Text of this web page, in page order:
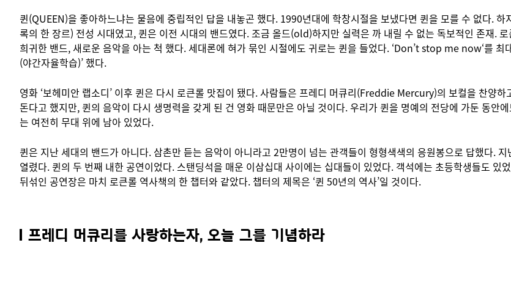
퀸(QUEEN)을 좋아하느냐는 물음에 중립적인 답을 내놓곤 했다. 1990년대에 학창시절을 보냈다면 퀸을 모를 수 없다.
록의 한 장르) 전성 시대였고, 퀸은 이전 시대의 밴드였다. 조금 올드(old)하지만 실력은 까 내릴 수 없는 독보적인 존재.
희귀한 밴드, 새로운 음악을 아는 척 했다. 세대론에 혀가 묶인 시절에도 귀로는 퀸을 들었다. ‘Don’t stop me now‘를
(야간자율학습)’ 했다.
영화 ‘보헤미안 랩소디’ 이후 퀸은 다시 로큰롤 맛집이 됐다. 사람들은 프레디 머큐리(Freddie Mercury)의 보컬을 찬양
돈다고 했지만, 퀸의 음악이 다시 생명력을 갖게 된 건 영화 때문만은 아닐 것이다. 우리가 퀸을 명예의 전당에 가둔 동
는 여전히 무대 위에 남아 있었다.
퀸은 지난 세대의 밴드가 아니다. 삼촌만 듣는 음악이 아니라고 2만명이 넘는 관객들이 형형색색의 응원봉으로 답했다.
열렸다. 퀸의 두 번째 내한 공연이었다. 스탠딩석을 매운 이삼십대 사이에는 십대들이 있었다. 객석에는 초등학생들도
뒤섞인 공연장은 마치 로큰롤 역사책의 한 챕터와 같았다. 챕터의 제목은 ‘퀸 50년의 역사’일 것이다.
프레디 머큐리를 사랑하는자, 오늘 그를 기념하라